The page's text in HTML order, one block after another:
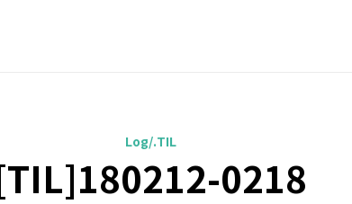
Log/.TIL
[TIL]180212-0218